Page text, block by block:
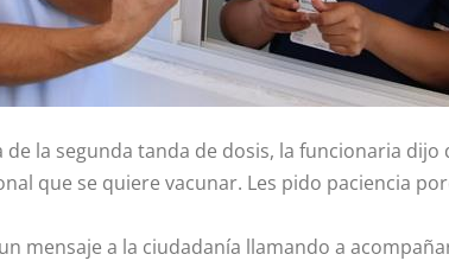
de la segunda tanda de dosis, la funcionaria
que se quiere vacunar. Les pido paciencia
mensaje a la ciudadanía llamando a